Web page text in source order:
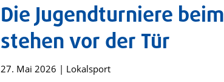
Die Jugendturniere
stehen vor der Tür
27. Mai 2026 | Lokalsport